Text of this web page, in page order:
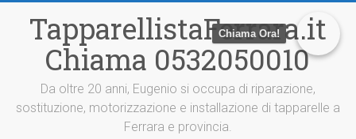
TapparellistaFerrara.it
Chiama 0532050010
Da oltre 20 anni, Eugenio si occupa di riparazione,
sostituzione, motorizzazione e installazione di tapparelle a
Ferrara e provincia.
Chiama Ora!